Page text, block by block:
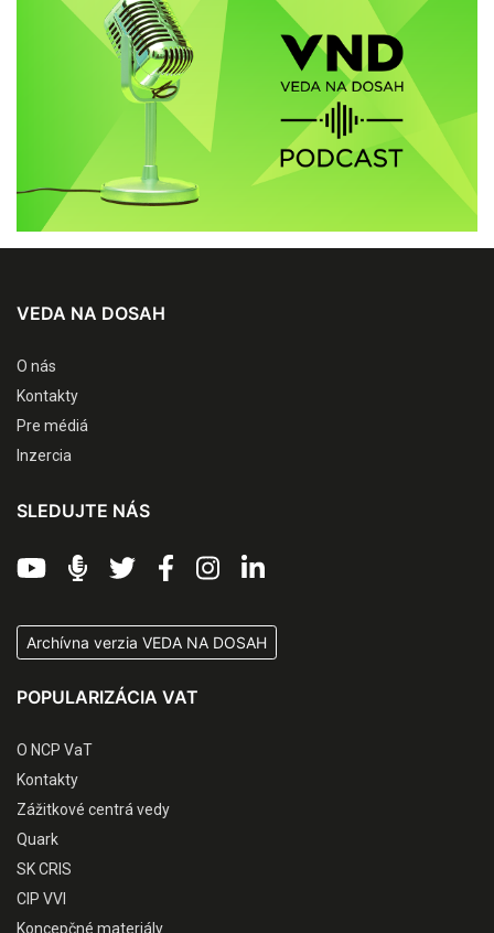
VEDA NA DOSAH
O nás
Kontakty
Pre médiá
Inzercia
SLEDUJTE NÁS
Archívna verzia VEDA NA DOSAH
POPULARIZÁCIA VAT
O NCP VaT
Kontakty
Zážitkové centrá vedy
Quark
SK CRIS
CIP VVI
Koncepčné materiály